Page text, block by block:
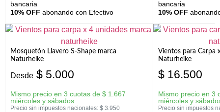
bancaria
10% OFF abonando con Efectivo
bancaria
10% OFF
Mosquetón Llavero S-Shape marca
Naturheike
Desde $ 5.000
Mismo precio en 3 cuotas de $ 1.667
miércoles y sábados
Precio sin impuestos nacionales: $ 3.950
Vientos para Carpa
Naturheike
$ 16.500
Mismo precio en 3
miércoles y
Precio sin impuestos